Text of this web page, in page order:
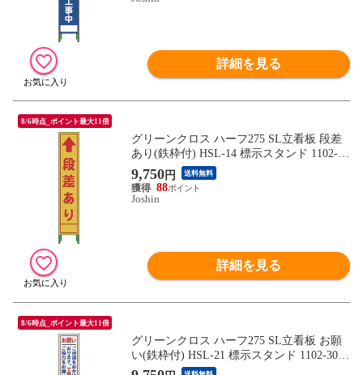
詳細を見る
8/6時点_ポイント最大11倍
グリーンクロス ハーフ275 SL立看板 段差
あり(鉄枠付) HSL-14 標示スタンド 1102-30
35-02 【返品種別B】
9,750円 送料無料
88
Joshin
詳細を見る
8/6時点_ポイント最大11倍
グリーンクロス ハーフ275 SL立看板 お願
い(鉄枠付) HSL-21 標示スタンド 1102-3042
-02 【返品種別B】